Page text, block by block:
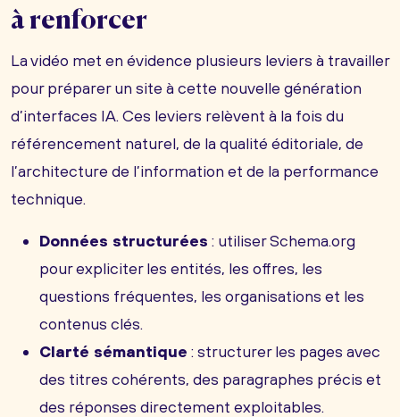
à renforcer
La vidéo met en évidence plusieurs leviers à travailler
pour préparer un site à cette nouvelle génération
d’interfaces IA. Ces leviers relèvent à la fois du
référencement naturel, de la qualité éditoriale, de
l’architecture de l’information et de la performance
technique.
Données structurées : utiliser Schema.org
pour expliciter les entités, les offres, les
questions fréquentes, les organisations et les
contenus clés.
Clarté sémantique : structurer les pages avec
des titres cohérents, des paragraphes précis et
des réponses directement exploitables.